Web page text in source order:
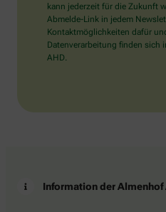
Flagge.
kann jederzeit für die Zukunft
Abmelde-Link in jedem
Kontaktmöglichkeiten dafür
Datenverarbeitung finden sich
AHD.
Information der